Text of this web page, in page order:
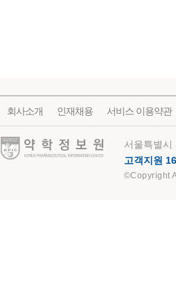
회사소개 인재채용 서비스 이용약관
약학정보원
서울특별
고객지원
©Copyright